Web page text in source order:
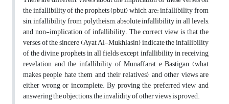
the infallibility of the prophets (pbut) which are: infallibility from
sin, infallibility from polytheism, absolute infallibility in all levels,
and non-implication of infallibility. The correct view is that the
verses of the sincere (Ayat Al-Mukhlasin) indicate the infallibility
of the divine prophets in all fields except infallibility in receiving
revelation and the infallibility of Munaffarat e Bastigan (what
makes people hate them and their relatives), and other views are
either wrong or incomplete. By proving the preferred view and
answering the objections, the invalidity of other views is proved.